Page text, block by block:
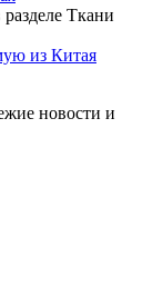
Ткани
из Китая
новости и